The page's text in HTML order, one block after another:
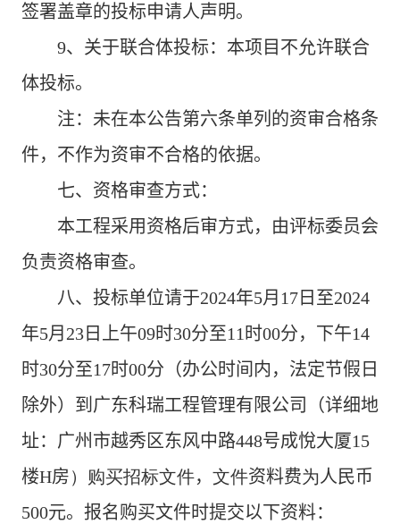
签署盖章的投标申请人声明。
9、关于联合体投标：本项目不允许联合
体投标。
注：未在本公告第六条单列的资审合格条
件，不作为资审不合格的依据。
七、资格审查方式：
本工程采用资格后审方式，由评标委员会
负责资格审查。
八、 投标单位请于2024年5月 17日 至2024
年5月 23日上午09时30分至11 时00分， 下午14
时30分至17时00分 （办公时间内，法定节假日
除外）到 广东科瑞工程管理有限公司
（详细地
址： 广州市越秀区东风中路448号成悅大厦15
楼H房）购买招标文件， 文件资料费为人民币
500元。报名购买文件时提交以下资料：